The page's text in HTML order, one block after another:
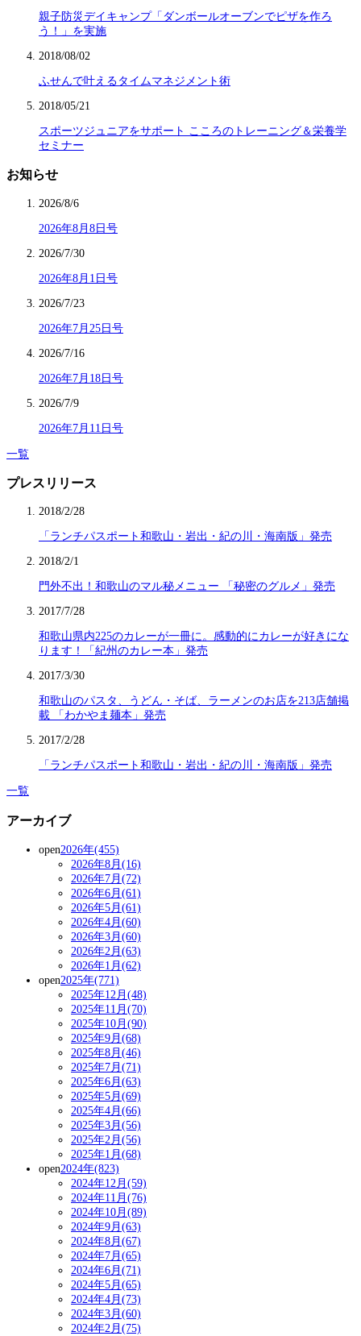
親子防災デイキャンプ「ダンボールオーブンでピザを作ろ
う！」を実施
2018/08/02
ふせんで叶えるタイムマネジメント術
2018/05/21
スポーツジュニアをサポート こころのトレーニング＆栄養学
セミナー
お知らせ
2026/8/6
2026年8月8日号
2026/7/30
2026年8月1日号
2026/7/23
2026年7月25日号
2026/7/16
2026年7月18日号
2026/7/9
2026年7月11日号
一覧
プレスリリース
2018/2/28
「ランチパスポート和歌山・岩出・紀の川・海南版」発売
2018/2/1
門外不出！和歌山のマル秘メニュー 「秘密のグルメ」発売
2017/7/28
和歌山県内225のカレーが一冊に。感動的にカレーが好きにな
ります！「紀州のカレー本」発売
2017/3/30
和歌山のパスタ、うどん・そば、ラーメンのお店を213店舗掲
載 「わかやま麺本」発売
2017/2/28
「ランチパスポート和歌山・岩出・紀の川・海南版」発売
一覧
アーカイブ
open2026年(455)
2026年8月(16)
2026年7月(72)
2026年6月(61)
2026年5月(61)
2026年4月(60)
2026年3月(60)
2026年2月(63)
2026年1月(62)
open2025年(771)
2025年12月(48)
2025年11月(70)
2025年10月(90)
2025年9月(68)
2025年8月(46)
2025年7月(71)
2025年6月(63)
2025年5月(69)
2025年4月(66)
2025年3月(56)
2025年2月(56)
2025年1月(68)
open2024年(823)
2024年12月(59)
2024年11月(76)
2024年10月(89)
2024年9月(63)
2024年8月(67)
2024年7月(65)
2024年6月(71)
2024年5月(65)
2024年4月(73)
2024年3月(60)
2024年2月(75)